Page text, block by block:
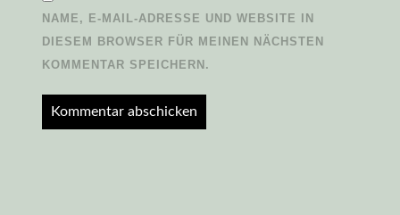
NAME, E-MAIL-ADRESSE UND WEBSITE IN
DIESEM BROWSER FÜR MEINEN NÄCHSTEN
KOMMENTAR SPEICHERN.